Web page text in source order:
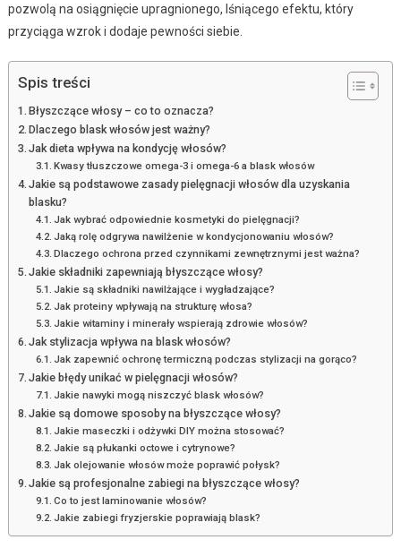
pozwolą na osiągnięcie upragnionego, lśniącego efektu, który
przyciąga wzrok i dodaje pewności siebie.
Spis treści
Błyszczące włosy – co to oznacza?
Dlaczego blask włosów jest ważny?
Jak dieta wpływa na kondycję włosów?
Kwasy tłuszczowe omega-3 i omega-6 a blask włosów
Jakie są podstawowe zasady pielęgnacji włosów dla uzyskania
blasku?
Jak wybrać odpowiednie kosmetyki do pielęgnacji?
Jaką rolę odgrywa nawilżenie w kondycjonowaniu włosów?
Dlaczego ochrona przed czynnikami zewnętrznymi jest ważna?
Jakie składniki zapewniają błyszczące włosy?
Jakie są składniki nawilżające i wygładzające?
Jak proteiny wpływają na strukturę włosa?
Jakie witaminy i minerały wspierają zdrowie włosów?
Jak stylizacja wpływa na blask włosów?
Jak zapewnić ochronę termiczną podczas stylizacji na gorąco?
Jakie błędy unikać w pielęgnacji włosów?
Jakie nawyki mogą niszczyć blask włosów?
Jakie są domowe sposoby na błyszczące włosy?
Jakie maseczki i odżywki DIY można stosować?
Jakie są płukanki octowe i cytrynowe?
Jak olejowanie włosów może poprawić połysk?
Jakie są profesjonalne zabiegi na błyszczące włosy?
Co to jest laminowanie włosów?
Jakie zabiegi fryzjerskie poprawiają blask?